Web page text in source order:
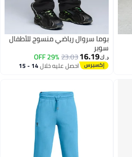
2
بوما سروال رياضي منسوج للأطفال
سوبر
د.ك‏16.19
23.03
29% OFF
احصل عليه خلال 14 - 15